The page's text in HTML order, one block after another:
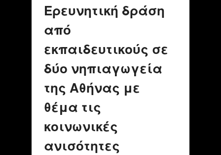
Education 3-13, 42:3, 233-236
Ερευνητική δράση
από
εκπαιδευτικούς σε
δύο νηπιαγωγεία
της Αθήνας με
θέμα τις
κοινωνικές
ανισότητες